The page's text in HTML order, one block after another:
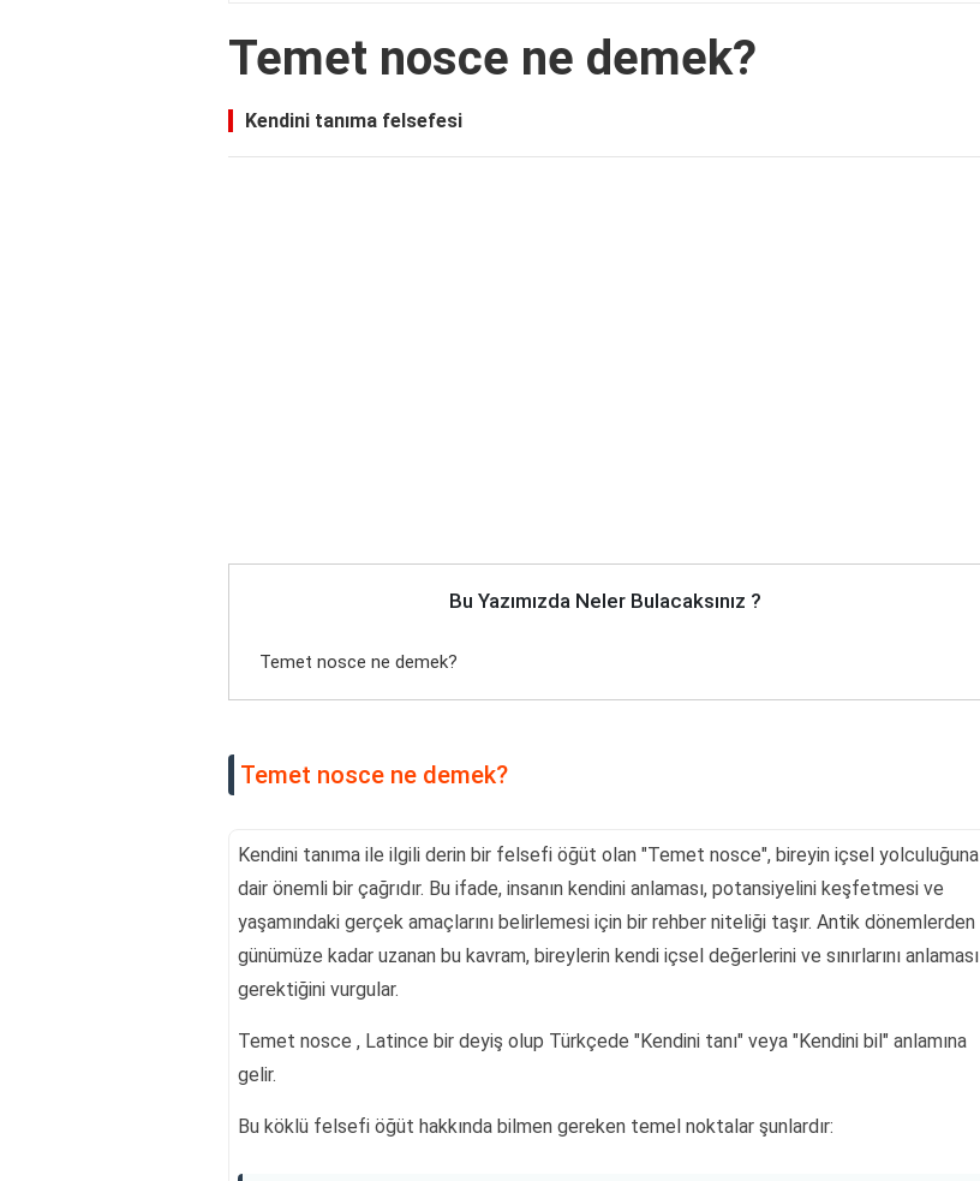
Temet nosce ne demek?
Kendini tanıma felsefesi
Bu Yazımızda Neler Bulacaksınız ?
Temet nosce ne demek?
Temet nosce ne demek?
Kendini tanıma ile ilgili derin bir felsefi öğüt olan "Temet nosce", bireyin içsel yolculuğuna
dair önemli bir çağrıdır. Bu ifade, insanın kendini anlaması, potansiyelini keşfetmesi ve
yaşamındaki gerçek amaçlarını belirlemesi için bir rehber niteliği taşır. Antik dönemlerden
günümüze kadar uzanan bu kavram, bireylerin kendi içsel değerlerini ve sınırlarını anlaması
gerektiğini vurgular.
Temet nosce , Latince bir deyiş olup Türkçede "Kendini tanı" veya "Kendini bil" anlamına
gelir.
Bu köklü felsefi öğüt hakkında bilmen gereken temel noktalar şunlardır: